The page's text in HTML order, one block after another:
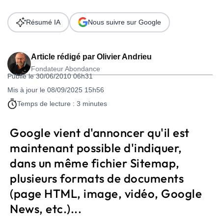
Article rédigé par Olivier Andrieu
Fondateur Abondance
Publié le 30/06/2010 06h31
Mis à jour le 08/09/2025 15h56
Temps de lecture : 3 minutes
Résumé IA Nous suivre sur Google
Google vient d'annoncer qu'il est
maintenant possible d'indiquer,
dans un même fichier Sitemap,
plusieurs formats de documents
(page HTML, image, vidéo, Google
News, etc.)...